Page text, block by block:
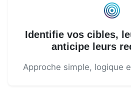
Identifie vos cibles,
anticipe leurs
Approche simple, logique